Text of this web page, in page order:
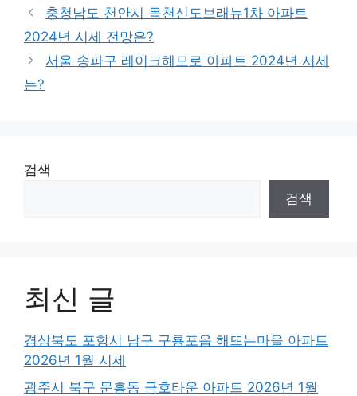
충청남도 천안시 목천신도브래뉴1차 아파트
2024년 시세 전망은?
서울 송파구 레이크해모로 아파트 2024년 시세
는?
검색
검색
최신 글
경상북도 포항시 남구 구룡포읍 해뜨는마을 아파트
2026년 1월 시세
광주시 북구 문흥동 금호타운 아파트 2026년 1월